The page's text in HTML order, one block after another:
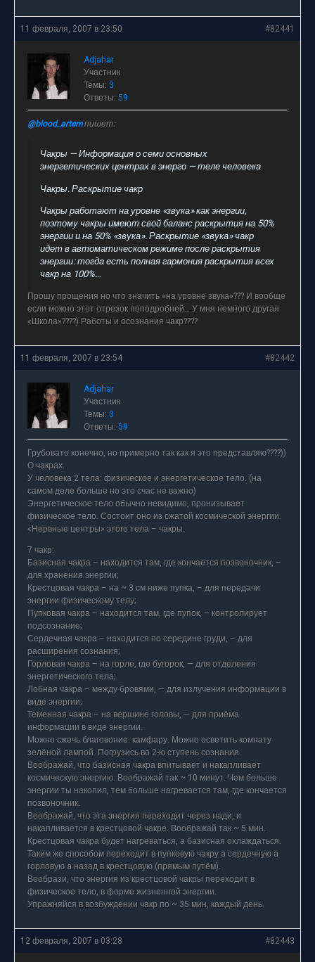
11 февраля, 2007 в 23:50 #82441
Adjahar
Участник
Темы: 3
Ответы: 59
@blood_artemпишет:
Чакры — Информация о семи основных
энергетических центрах в энерго — теле человека
Чакры. Раскрытие чакр
Чакры работают на уровне «звука» как энергии,
поэтому чакры имеют свой баланс раскрытия на 50%
энергии и на 50% «звука». Раскрытие «звука» чакр
идет в автоматическом режиме после раскрытия
энергии: тогда есть полная гармония раскрытия всех
чакр на 100%…
Прошу прощения но что значить «на уровне звука»??? И вообще
если можно этот отрезок поподробней… У мня немного другая
«Школа»????) Работы и осознания чакр????
11 февраля, 2007 в 23:54 #82442
Adjahar
Участник
Темы: 3
Ответы: 59
Грубовато конечно, но примерно так как я это представляю????))
О чакрах.
У человека 2 тела: физическое и энергетическое тело. (на
самом деле больше но это счас не важно)
Энергетическое тело обычно невидимо, пронизывает
физическое тело. Состоит оно из сжатой космической энергии.
«Нервные центры» этого тела – чакры.
7 чакр:
Базисная чакра – находится там, где кончается позвоночник, –
для хранения энергии;
Крестцовая чакра – на ~ 3 см ниже пупка, – для передачи
энергии физическому телу;
Пупковая чакра – находится там, где пупок, – контролирует
подсознание;
Сердечная чакра – находится по середине груди, – для
расширения сознания;
Горловая чакра – на горле, где бугорок, — для отделения
энергетического тела;
Лобная чакра – между бровями, — для излучения информации в
виде энергии;
Теменная чакра – на вершине головы, — для приёма
информации в виде энергии.
Можно сжечь благовоние: камфару. Можно осветить комнату
зелёной лампой. Погрузись во 2-ю ступень сознания.
Воображай, что базисная чакра впитывает и накапливает
космическую энергию. Воображай так ~ 10 минут. Чем больше
энергии ты накопил, тем больше нагревается там, где кончается
позвоночник.
Воображай, что эта энергия переходит через нади, и
накапливается в крестцовой чакре. Воображай так ~ 5 мин.
Крестцовая чакра будет нагреваться, а базисная охлаждаться.
Таким же способом переходит в пупковую чакру a сердечную a
горловую a назад в крестцовую (прямым путём).
Вообрази, что энергия из крестцовой чакры переходит в
физическое тело, в форме жизненной энергии.
Упражняйся в возбуждении чакр по ~ 35 мин, каждый день.
12 февраля, 2007 в 03:28 #82443